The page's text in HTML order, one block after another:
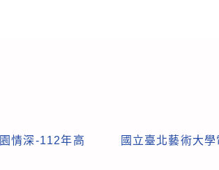
情深-112年高
國立臺北藝術大